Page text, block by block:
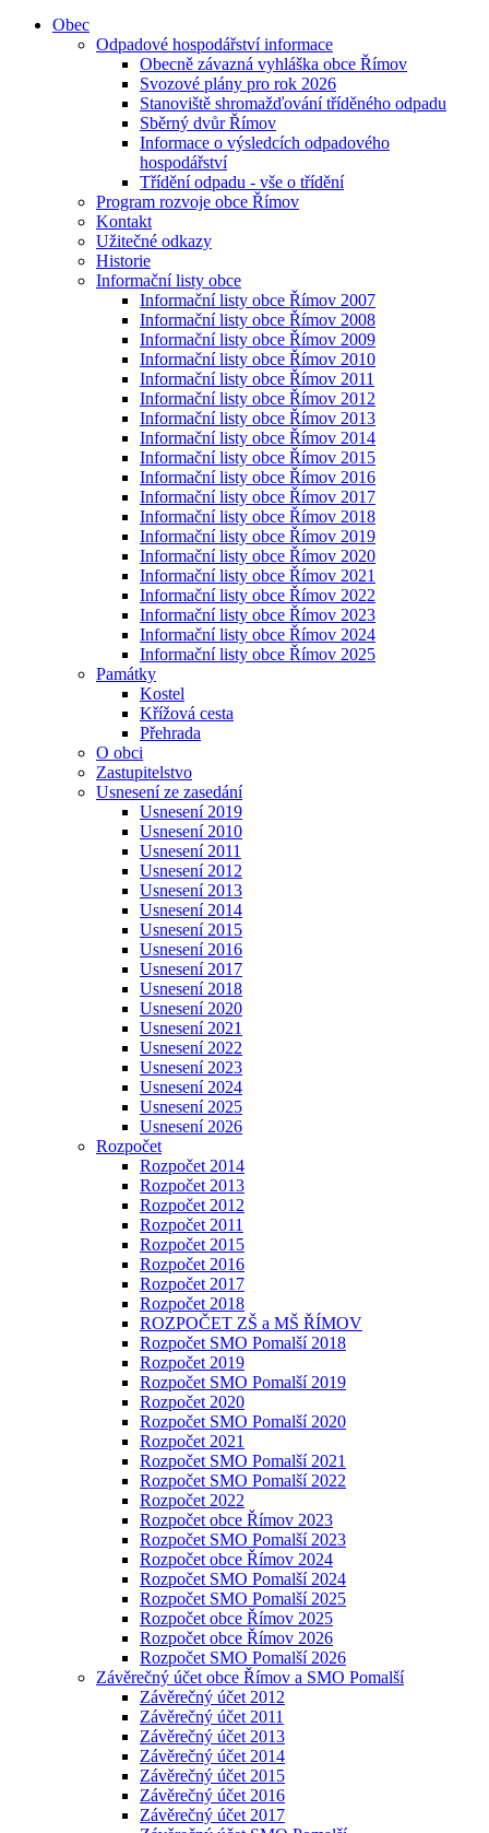
Obec
Odpadové hospodářství informace
Obecně závazná vyhláška obce Římov
Svozové plány pro rok 2026
Stanoviště shromažďování tříděného odpadu
Sběrný dvůr Římov
Informace o výsledcích odpadového
hospodářství
Třídění odpadu - vše o třídění
Program rozvoje obce Římov
Kontakt
Užitečné odkazy
Historie
Informační listy obce
Informační listy obce Římov 2007
Informační listy obce Římov 2008
Informační listy obce Římov 2009
Informační listy obce Římov 2010
Informační listy obce Římov 2011
Informační listy obce Římov 2012
Informační listy obce Římov 2013
Informační listy obce Římov 2014
Informační listy obce Římov 2015
Informační listy obce Římov 2016
Informační listy obce Římov 2017
Informační listy obce Římov 2018
Informační listy obce Římov 2019
Informační listy obce Římov 2020
Informační listy obce Římov 2021
Informační listy obce Římov 2022
Informační listy obce Římov 2023
Informační listy obce Římov 2024
Informační listy obce Římov 2025
Památky
Kostel
Křížová cesta
Přehrada
O obci
Zastupitelstvo
Usnesení ze zasedání
Usnesení 2019
Usnesení 2010
Usnesení 2011
Usnesení 2012
Usnesení 2013
Usnesení 2014
Usnesení 2015
Usnesení 2016
Usnesení 2017
Usnesení 2018
Usnesení 2020
Usnesení 2021
Usnesení 2022
Usnesení 2023
Usnesení 2024
Usnesení 2025
Usnesení 2026
Rozpočet
Rozpočet 2014
Rozpočet 2013
Rozpočet 2012
Rozpočet 2011
Rozpočet 2015
Rozpočet 2016
Rozpočet 2017
Rozpočet 2018
ROZPOČET ZŠ a MŠ ŘÍMOV
Rozpočet SMO Pomalší 2018
Rozpočet 2019
Rozpočet SMO Pomalší 2019
Rozpočet 2020
Rozpočet SMO Pomalší 2020
Rozpočet 2021
Rozpočet SMO Pomalší 2021
Rozpočet SMO Pomalší 2022
Rozpočet 2022
Rozpočet obce Římov 2023
Rozpočet SMO Pomalší 2023
Rozpočet obce Římov 2024
Rozpočet SMO Pomalší 2024
Rozpočet SMO Pomalší 2025
Rozpočet obce Římov 2025
Rozpočet obce Římov 2026
Rozpočet SMO Pomalší 2026
Závěrečný účet obce Římov a SMO Pomalší
Závěrečný účet 2012
Závěrečný účet 2011
Závěrečný účet 2013
Závěrečný účet 2014
Závěrečný účet 2015
Závěrečný účet 2016
Závěrečný účet 2017